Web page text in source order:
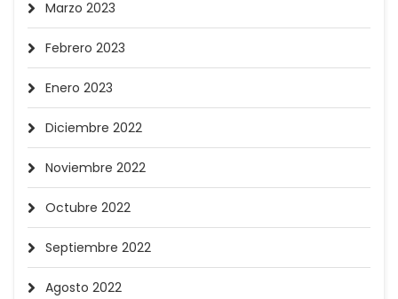
Marzo 2023
Febrero 2023
Enero 2023
Diciembre 2022
Noviembre 2022
Octubre 2022
Septiembre 2022
Agosto 2022